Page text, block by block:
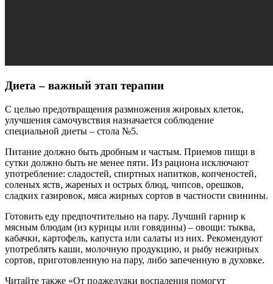
Диета – важный этап терапии
С целью предотвращения размножения жировых клеток,
улучшения самочувствия назначается соблюдение
специальной диеты – стола №5.
Питание должно быть дробным и частым. Приемов пищи в
сутки должно быть не менее пяти. Из рациона исключают
употребление: сладостей, спиртных напитков, копченостей,
соленых яств, жареных и острых блюд, чипсов, орешков,
сладких газировок, мяса жирных сортов в частности свинины.
Готовить еду предпочтительно на пару. Лучший гарнир к
мясным блюдам (из курицы или говядины) – овощи: тыква,
кабачки, картофель, капуста или салаты из них. Рекомендуют
употреблять каши, молочную продукцию, и рыбу нежирных
сортов, приготовленную на пару, либо запеченную в духовке.
Читайте также «От поджелудки воспаления помогут